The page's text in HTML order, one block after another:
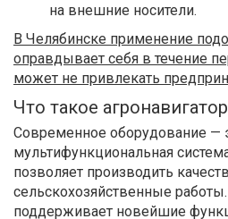
на внешние носители.
В Челябинске применение
оправдывает себя в течение
может не привлекать
Что такое агронавигатор
Современное оборудование —
мультифункциональная
позволяет производить
сельскохозяйственные
поддерживает новейшие